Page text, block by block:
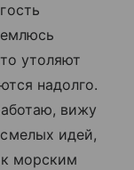
утоляют
надолго.
вижу
идей,
морским